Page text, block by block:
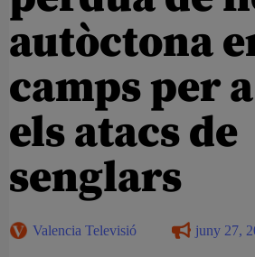
autòctona
camps per
els atacs de
senglars
Valencia Televisió juny 27,